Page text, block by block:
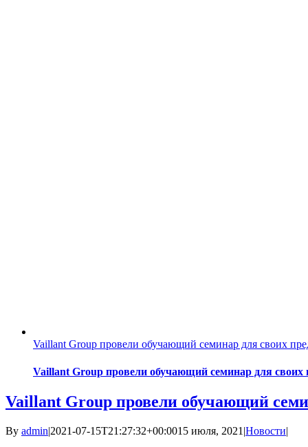
Vaillant Group провели обучающий семинар для своих
Vaillant Group провели обучающий семинар для своих
Vaillant Group провели обучающий
By admin|2021-07-15T21:27:32+00:0015 июля, 2021 |Новости|